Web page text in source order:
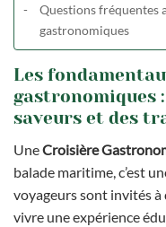
Questions fréquentes
gastronomiques
Les
gastronomiques
saveurs et des
UneCroisière
balade maritime, c’est
voyageurs sont invités
vivre une expérience